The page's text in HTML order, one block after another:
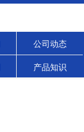
公司动态
产品知识